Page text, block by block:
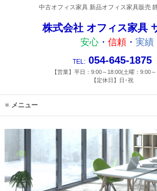
中古オフィス家具 新品オフィス家具販売
株式会社 オフィス家具
安心 ・ 信頼 ・ 実績
TEL:054-645-1875
【営業】平日：9:00～18:00(土曜：9:00
【定休日】日･祝
メニュー